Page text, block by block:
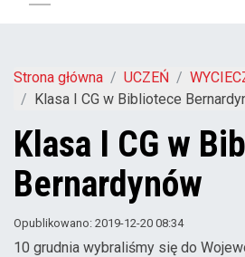
Strona główna UCZEŃ
Klasa I CG w Bibliotece
Klasa I CG w
Bernardynów
Opublikowano: 2019-12-20 08:34
10 grudnia wybraliśmy się do